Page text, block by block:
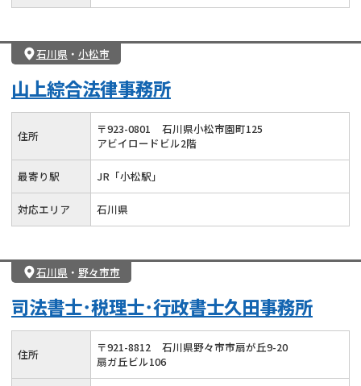
石川県 ・ 小松市
山上綜合法律事務所
住所 〒923-0801
石川県小松市園町125
アビイロードビル2階
最寄り駅 JR「小松駅」
対応エリア 石川県
石川県 ・ 野々市市
司法書士･税理士･行政書士久田事務所
住所 〒921-8812
石川県野々市市扇が丘9-20
扇ガ丘ビル106